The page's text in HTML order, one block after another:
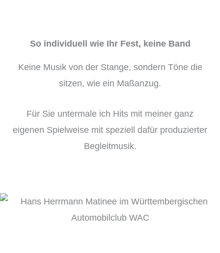
So individuell wie Ihr Fest, keine Band
Keine Musik von der Stange, sondern Töne die
sitzen, wie ein Maßanzug.
Für Sie untermale ich Hits mit meiner ganz
eigenen Spielweise mit speziell dafür produzierter
Begleitmusik.